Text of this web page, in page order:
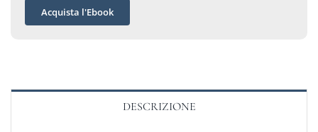
Acquista l'Ebook
DESCRIZIONE